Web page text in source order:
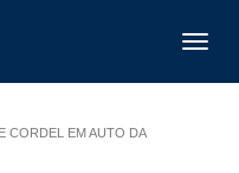
CORDEL EM AUTO DA